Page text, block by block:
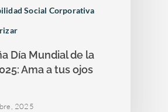
Social Corporativa
Día Mundial de la
Ama a tus ojos
2025